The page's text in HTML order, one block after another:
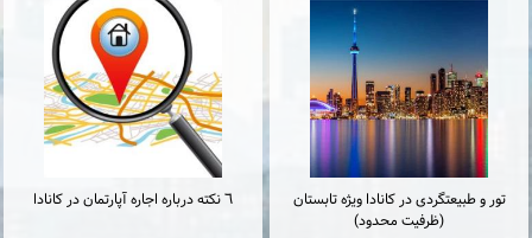
تور و طبیعتگردی در کانادا ویژه تابستان
(ظرفیت محدود)
٦ نكته درباره اجاره آپارتمان در كانادا